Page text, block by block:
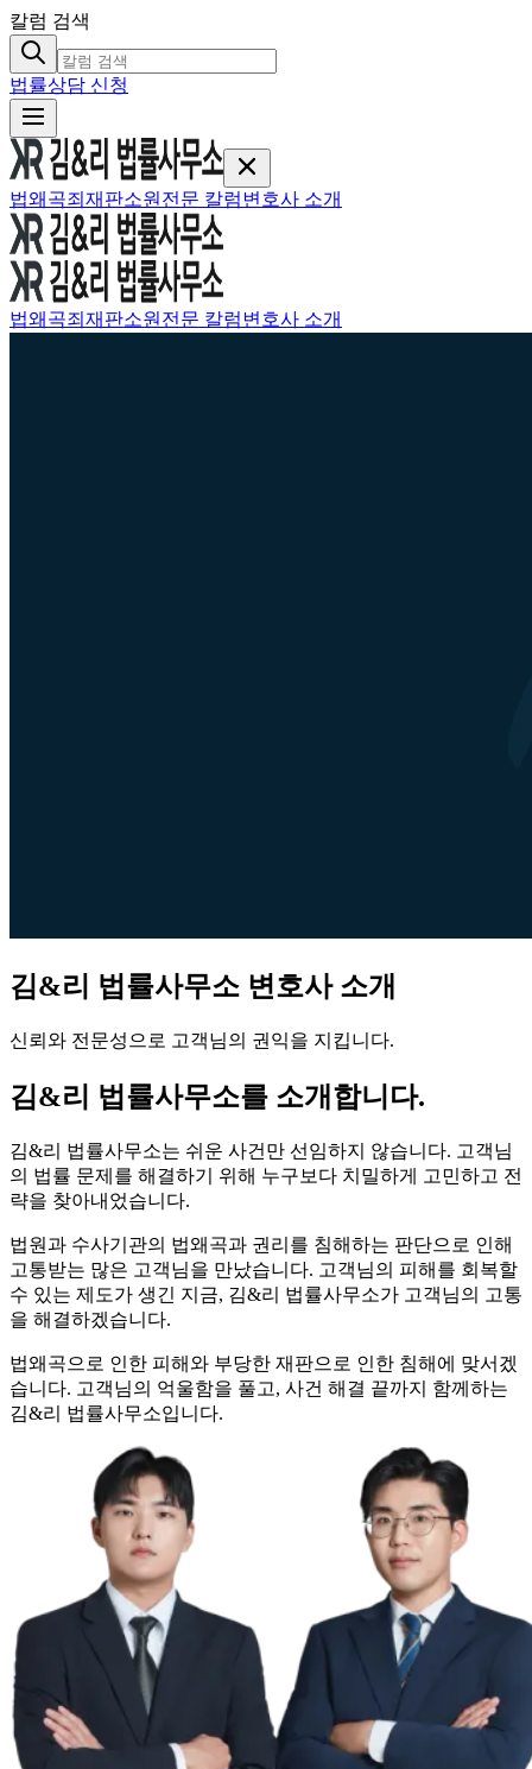
칼럼 검색
법률상담 신청
법왜곡죄 재판소원 전문 칼럼변호사 소개
법왜곡죄 재판소원 전문 칼럼변호사 소개
김&리 법률사무소 변호사 소개
신뢰와 전문성으로 고객님의 권익을 지킵니다.
김&리 법률사무소를 소개합니다.
김&리 법률사무소는 쉬운 사건만 선임하지 않습니다. 고객님
의 법률 문제를 해결하기 위해 누구보다 치밀하게 고민하고 전
략을 찾아내었습니다.
법원과 수사기관의 법왜곡과 권리를 침해하는 판단으로 인해
고통받는 많은 고객님을 만났습니다. 고객님의 피해를 회복할
수 있는 제도가 생긴 지금, 김&리 법률사무소가 고객님의 고통
을 해결하겠습니다.
법왜곡으로 인한 피해와 부당한 재판으로 인한 침해에 맞서겠
습니다. 고객님의 억울함을 풀고, 사건 해결 끝까지 함께하는
김&리 법률사무소입니다.